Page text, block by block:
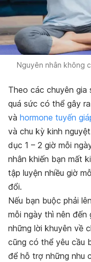
Nguyên nhân không
Theo các chuyên
quá sức có thể gây
và hormone tuyến
và chu kỳ kinh
dục 1 – 2 giờ mỗi
nhân khiến bạn mất
tập luyện nhiều giờ
đổi.
Nếu bạn buộc phải
mỗi ngày thì nên
những lời khuyên về
cũng có thể yêu cầu
để hỗ trợ những nhu